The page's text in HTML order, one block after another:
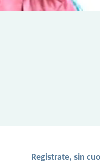
Registrate, sin